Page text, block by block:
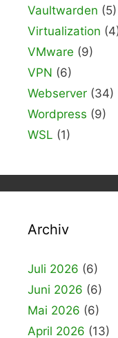
Vaultwarden (5)
Virtualization
VMware (9)
VPN (6)
Webserver (34)
Wordpress (9)
WSL (1)
Archiv
Juli 2026 (6)
Juni 2026 (6)
Mai 2026 (6)
April 2026 (13)